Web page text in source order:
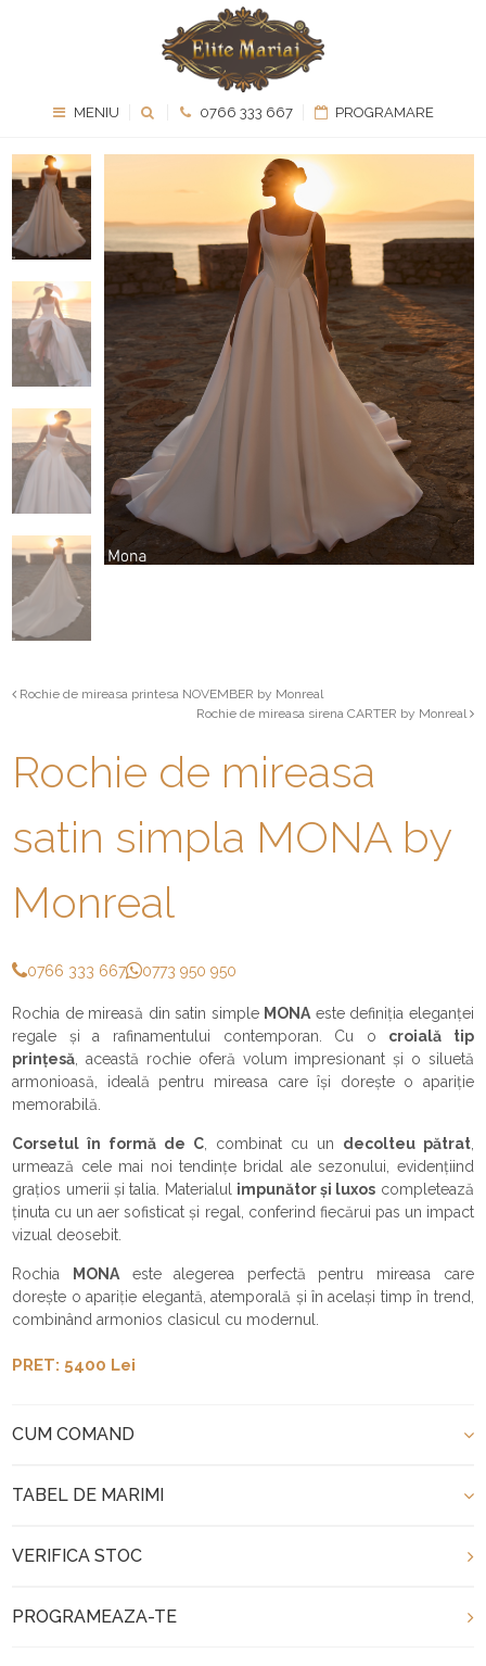
MENIU 0766 333 667 PROGRAMARE
Rochie de mireasa printesa NOVEMBER by Monreal
Rochie de mireasa sirena CARTER by Monreal
Rochie de mireasa
satin simpla MONA by
Monreal
0766 333 667 0773 950 950
Rochia de mireasă din satin simple MONA este definiția eleganței
regale și a rafinamentului contemporan. Cu o croială tip
prințesă , această rochie oferă volum impresionant și o siluetă
armonioasă, ideală pentru mireasa care își dorește o apariție
memorabilă.
Corsetul în formă de C , combinat cu un decolteu pătrat,
urmează cele mai noi tendințe bridal ale sezonului, evidențiind
grațios umerii și talia. Materialul impunător și luxos completează
ținuta cu un aer sofisticat și regal, conferind fiecărui pas un impact
vizual deosebit.
Rochia MONAeste alegerea perfectă pentru mireasa care
dorește o apariție elegantă, atemporală și în același timp în trend,
combinând armonios clasicul cu modernul.
PRET: 5400 Lei
CUM COMAND
TABEL DE MARIMI
VERIFICA STOC
PROGRAMEAZA-TE